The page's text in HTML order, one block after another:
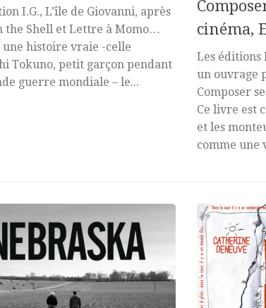
I.G., L’île de Giovanni, après
the Shell et Lettre à Momo…
une histoire vraie -celle
Tokuno, petit garçon pendant
guerre mondiale – le...
cinéma,
Les éditions
un ouvrage
Composer
Ce livre est
et les
comme une